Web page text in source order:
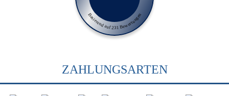
Basierend auf 231 Bewertungen
ZAHLUNGSARTEN